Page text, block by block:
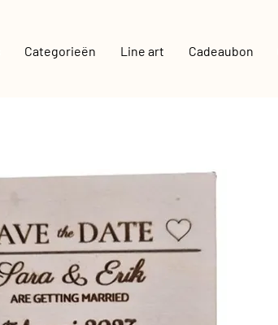
Categorieën Line art Cadeaubon